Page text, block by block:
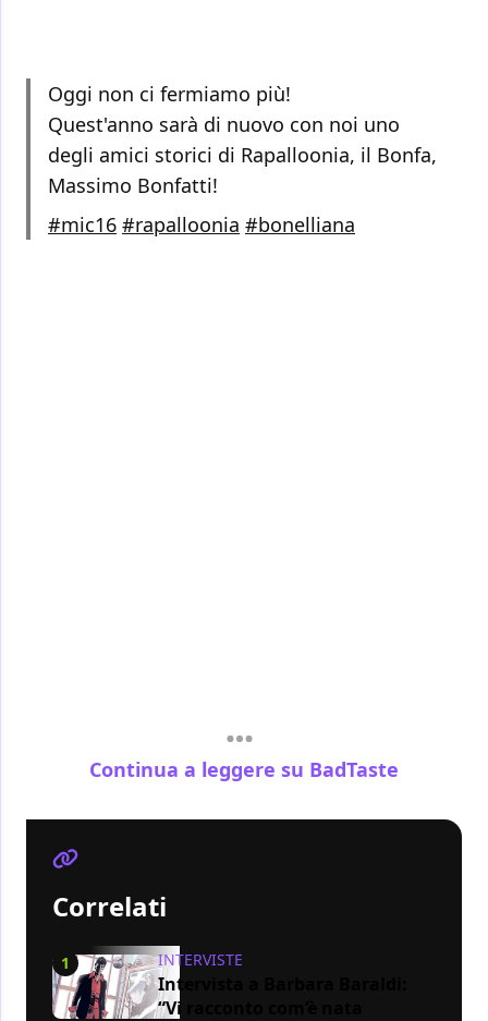
Oggi non ci fermiamo più!
Quest'anno sarà di nuovo con noi uno
degli amici storici di Rapalloonia, il Bonfa,
Massimo Bonfatti!
#mic16 #rapalloonia #bonelliana
Continua a leggere su BadTaste
Correlati
1 INTERVISTE
Intervista a Barbara Baraldi:
“Vi racconto com’è nata